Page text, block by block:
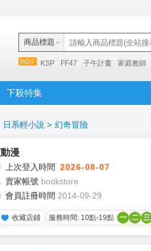
商品標題
KSP FF47 子午計畫 家庭教師
下殺特集
日系輕小說 > 幻奇冒險
漫
上次登入時間 2026-08-07
賣家帳號 bookstore
會員註冊時間 2014-09-29
收藏店鋪 服務時間: 10點-19點 一 二 三